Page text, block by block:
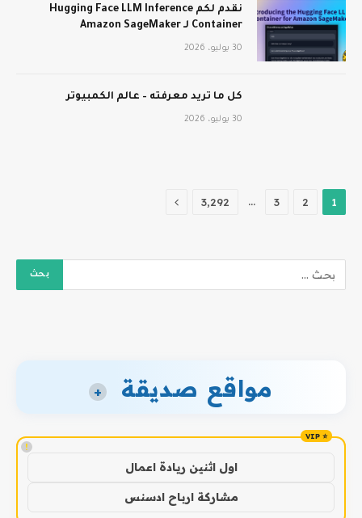
نقدم لكم Hugging Face LLM Inference
Container لـ Amazon SageMaker
30 يوليو، 2026
كل ما تريد معرفته – عالم الكمبيوتر
30 يوليو، 2026
1
2
3
… 3٬292 التالي
مواقع صديقة +
!
اول اثنين ريادة اعمال
مشاركة ارباح ادسنس